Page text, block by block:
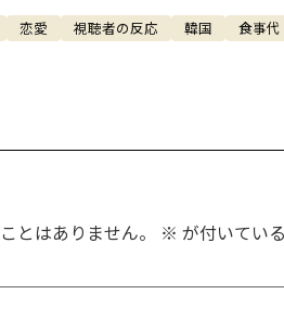
恋愛 視聴者の反応 韓国 食事代
とはありません。 ※ が付いてい